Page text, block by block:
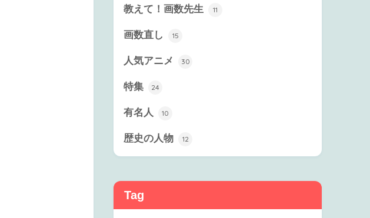
教えて！画数先生 11
画数直し 15
人気アニメ 30
特集 24
有名人 10
歴史の人物 12
Tag